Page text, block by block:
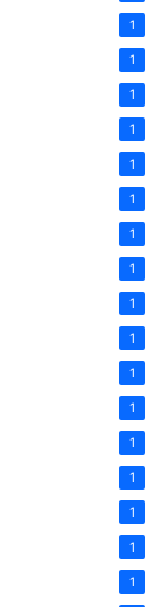
1
1
1
1
1
1
1
1
1
1
1
1
1
1
1
1
1